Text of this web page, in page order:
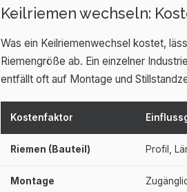
Keilriemen wechseln:
Was ein Keilriemenwechsel kostet,
Riemengröße ab. Ein einzelner
entfällt oft auf Montage und
Kostenfaktor
Riemen (Bauteil) Profil,
Montage